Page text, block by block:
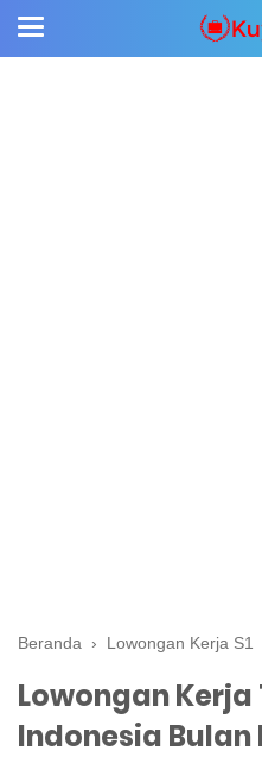
Beranda › Lowongan Kerja S1
Lowongan
Indonesia Bulan